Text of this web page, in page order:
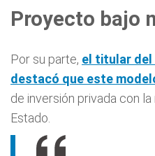
Proyecto bajo
Por su parte, el titular del
destacó que este
de inversión privada con
Estado.